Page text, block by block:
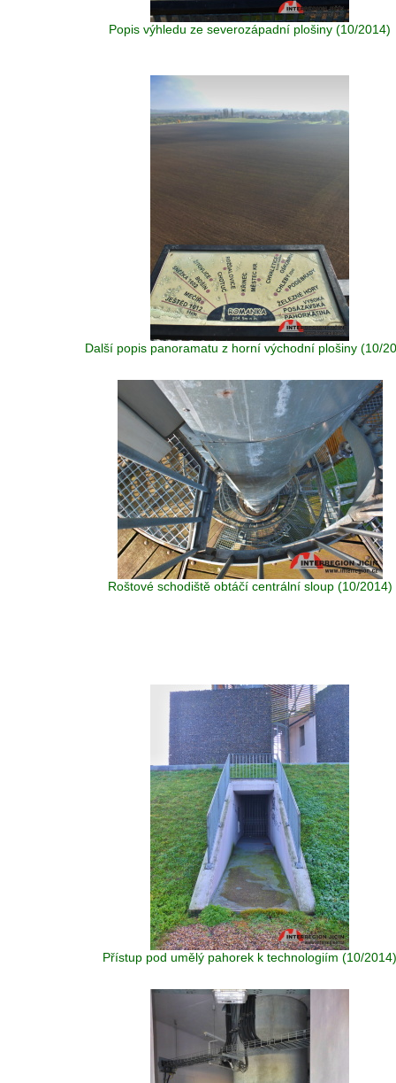
Popis výhledu ze severozápadní plošiny (10/2014)
Další popis panoramatu z horní východní plošiny (10/
Roštové schodiště obtáčí centrální sloup (10/2014)
Přístup pod umělý pahorek k technologiím (10/